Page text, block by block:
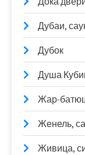
Дубаи,
Дубок
Душа
Жар-
Женель,
Живица,